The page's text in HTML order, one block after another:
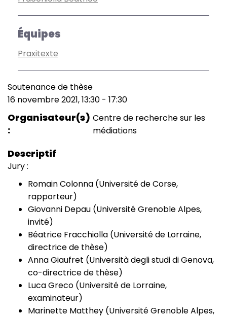
Équipes
Praxitexte
Type
de
manifestation
Soutenance de thèse
Date
(smart)
16 novembre 2021, 13:30 - 17:30
Organisateur(s) Centre de recherche sur les
médiations
Descriptif
Jury :
Romain Colonna (Université de Corse,
rapporteur)
Giovanni Depau (Université Grenoble Alpes,
invité)
Béatrice Fracchiolla (Université de Lorraine,
directrice de thèse)
Anna Giaufret (Università degli studi di Genova,
co-directrice de thèse)
Luca Greco (Université de Lorraine,
examinateur)
Marinette Matthey (Université Grenoble Alpes,